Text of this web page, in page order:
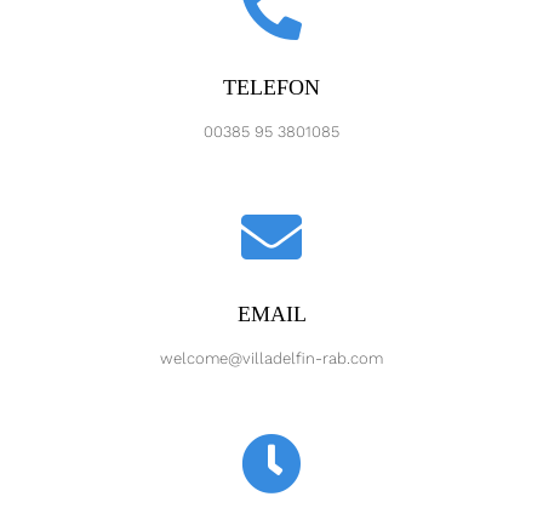
TELEFON
00385 95 3801085
EMAIL
welcome@villadelfin-rab.com